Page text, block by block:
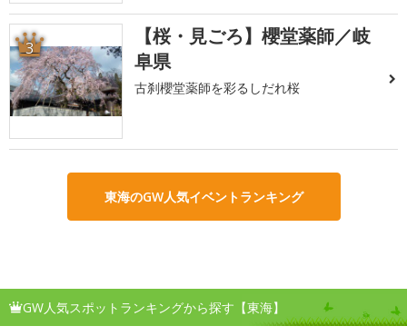
3
【桜・見ごろ】櫻堂薬師／岐
阜県
古刹櫻堂薬師を彩るしだれ桜
東海のGW人気イベントランキング
GW人気スポットランキングから探す【東海】